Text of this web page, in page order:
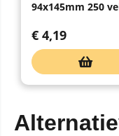
94x145mm 250
€ 4,19